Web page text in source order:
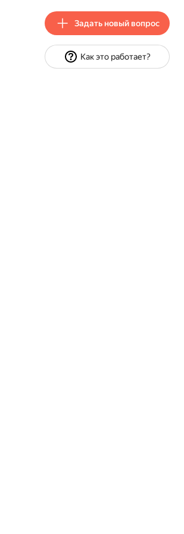
Задать новый вопрос
Как это работает?